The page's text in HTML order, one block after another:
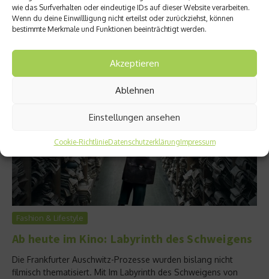
wie das Surfverhalten oder eindeutige IDs auf dieser Website verarbeiten.
Wenn du deine Einwillligung nicht erteilst oder zurückziehst, können
bestimmte Merkmale und Funktionen beeinträchtigt werden.
Akzeptieren
Ablehnen
Einstellungen ansehen
Cookie-RichtlinieDatenschutzerklärungImpressum
Rolle in American Horror Story Geschichte und Leonardo
DiCaprios Hoffnung auf seinen ersten Oscar wächst. Das sind
die Gewinner der Golden Globes 2016....
Weiterlesen
Fashion & Lifestyle
Ab heute im Kino: Labyrinth des Schweigens
Die Frankfurter Auschwitz-Prozesse wurden bislang nicht
filmisch thematisiert. Mit Im Labyrinth des Schweigens von